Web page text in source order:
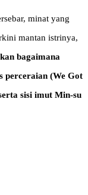
minat yang
mantan istrinya,
bagaimana
perceraian (We Got
sisi imut Min-su